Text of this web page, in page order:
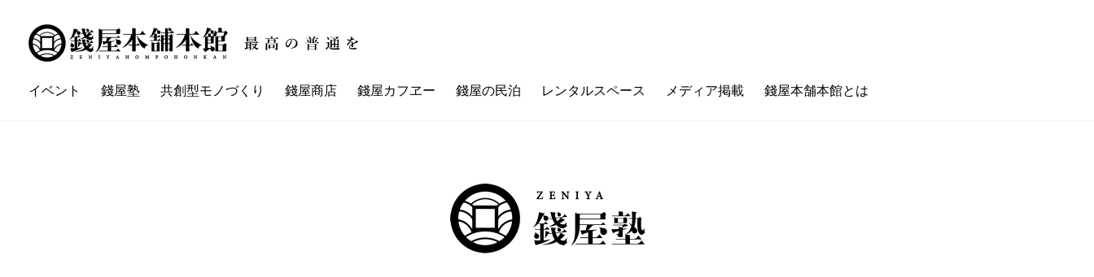
イベント 錢屋塾 共創型モノづくり 錢屋商店 錢屋カフヱー 錢屋の民泊 レンタルスペース メディア掲載 錢屋本舗本館とは